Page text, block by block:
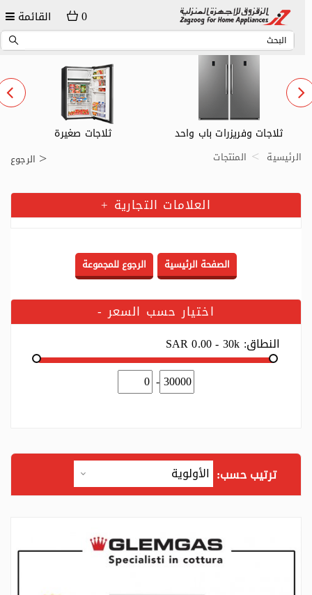
القائمة 0
ثلاجات وفريزرات باب واحد ثلاجات صغيرة
الرئيسية المنتجات الرجوع
العلامات التجارية +
اختيار حسب السعر
النطاق: SAR 0.00 - 30k
-
ترتيب حسب: